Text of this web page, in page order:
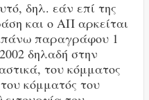
δηλ. εάν επί της
και ο ΑΠ αρκείται
παραγράφου 1
δηλαδή στην
του κόμματος
κόμματός του